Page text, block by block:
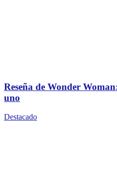
Reseña de Wonder
uno
Destacado